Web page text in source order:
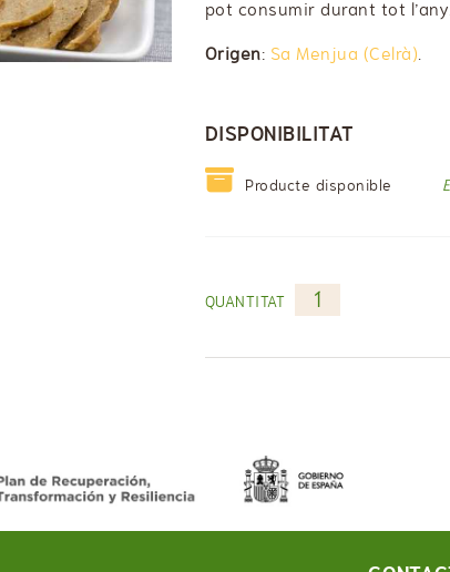
pot consumir durant tot
Origen: Sa Menjua (Celrà).
DISPONIBILITAT
Producte disponible
QUANTITAT